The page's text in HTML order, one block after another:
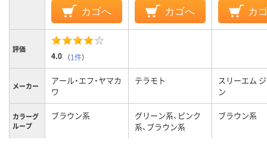
カゴへ カゴへ カ
評価
4.0 （1件）
メーカー
アール・エフ・ヤマカ
ワ
テラモト
スリーエム
ン
カラーグ
ループ
ブラウン系
グリーン系、ピンク
系、ブラウン系
ブラウン系